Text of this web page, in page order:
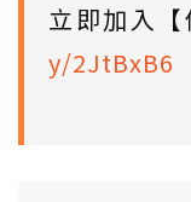
立即加入【
y/2JtBxB6